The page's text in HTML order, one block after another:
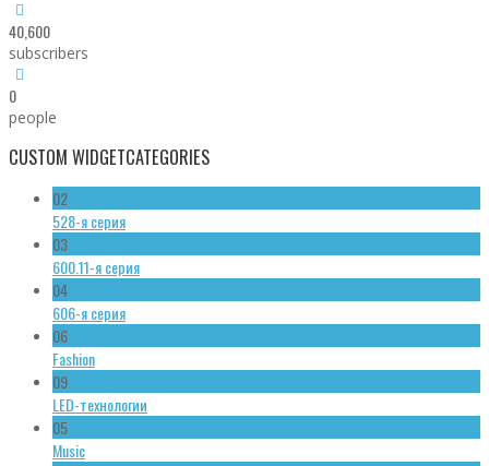
40,600
subscribers
0
people
CUSTOM WIDGETCATEGORIES
02
528-я серия
03
600.11-я серия
04
606-я серия
06
Fashion
09
LED-технологии
05
Music